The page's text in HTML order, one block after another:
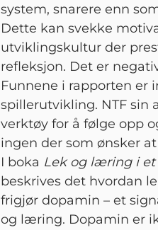
system, snarere enn
Dette kan svekke
utviklingskultur der
refleksjon. Det er
Funnene i rapporten er
spillerutvikling. NTF sin
verktøy for å følge opp
ingen der som ønsker
I boka Lek og læring i
beskrives det hvordan
frigjør dopamin – et
og læring. Dopamin er